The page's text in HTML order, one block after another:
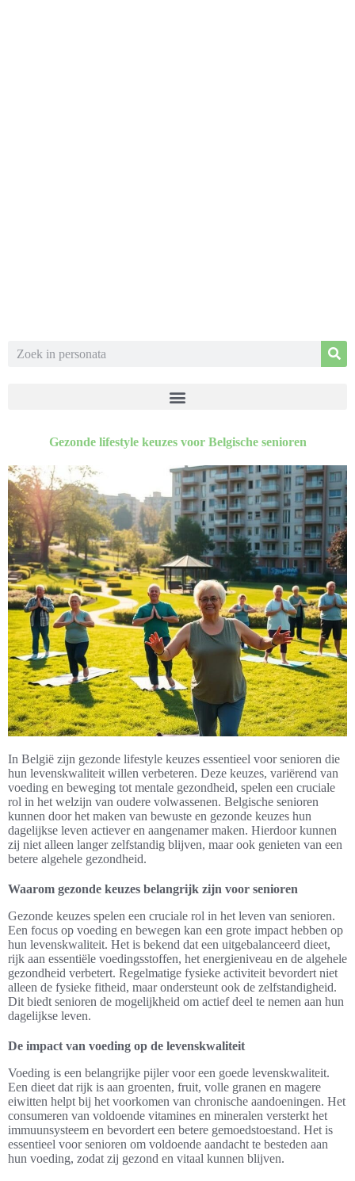
Gezonde lifestyle keuzes voor Belgische senioren
In België zijn gezonde lifestyle keuzes essentieel voor senioren die
hun levenskwaliteit willen verbeteren. Deze keuzes, variërend van
voeding en beweging tot mentale gezondheid, spelen een cruciale
rol in het welzijn van oudere volwassenen. Belgische senioren
kunnen door het maken van bewuste en gezonde keuzes hun
dagelijkse leven actiever en aangenamer maken. Hierdoor kunnen
zij niet alleen langer zelfstandig blijven, maar ook genieten van een
betere algehele gezondheid.
Waarom gezonde keuzes belangrijk zijn voor senioren
Gezonde keuzes spelen een cruciale rol in het leven van senioren.
Een focus op voeding en bewegen kan een grote impact hebben op
hun levenskwaliteit. Het is bekend dat een uitgebalanceerd dieet,
rijk aan essentiële voedingsstoffen, het energieniveau en de algehele
gezondheid verbetert. Regelmatige fysieke activiteit bevordert niet
alleen de fysieke fitheid, maar ondersteunt ook de zelfstandigheid.
Dit biedt senioren de mogelijkheid om actief deel te nemen aan hun
dagelijkse leven.
De impact van voeding op de levenskwaliteit
Voeding is een belangrijke pijler voor een goede levenskwaliteit.
Een dieet dat rijk is aan groenten, fruit, volle granen en magere
eiwitten helpt bij het voorkomen van chronische aandoeningen. Het
consumeren van voldoende vitamines en mineralen versterkt het
immuunsysteem en bevordert een betere gemoedstoestand. Het is
essentieel voor senioren om voldoende aandacht te besteden aan
hun voeding, zodat zij gezond en vitaal kunnen blijven.